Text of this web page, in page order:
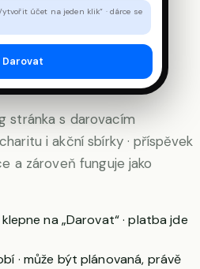
účet na jeden klik“ · dárce se
Darovat
stránka s darovacím
i akční sbírky · příspěvek
a zároveň funguje jako
na „Darovat“ · platba jde
· může být plánovaná, právě